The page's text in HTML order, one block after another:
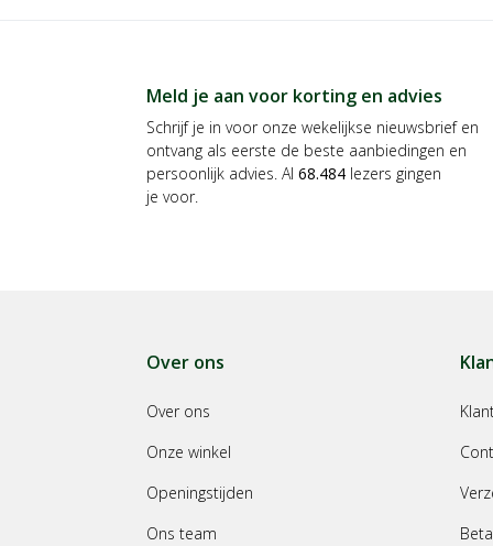
Meld je aan voor korting en advies
Schrijf je in voor onze wekelijkse nieuwsbrief en
ontvang als eerste de beste aanbiedingen en
persoonlijk advies. Al 68.484 lezers gingen
je voor.
Over ons
Over ons
Onze winkel
Openingstijden
Ons team